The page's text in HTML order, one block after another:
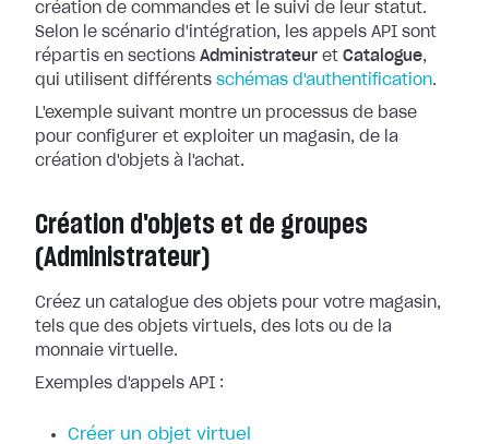
création de commandes et le suivi de leur statut.
Selon le scénario d'intégration, les appels API sont
répartis en sections Administrateur et Catalogue,
qui utilisent différents schémas d'authentification.
L'exemple suivant montre un processus de base
pour configurer et exploiter un magasin, de la
création d'objets à l'achat.
Création d'objets et de groupes
(Administrateur)
Créez un catalogue des objets pour votre magasin,
tels que des objets virtuels, des lots ou de la
monnaie virtuelle.
Exemples d'appels API :
Créer un objet virtuel